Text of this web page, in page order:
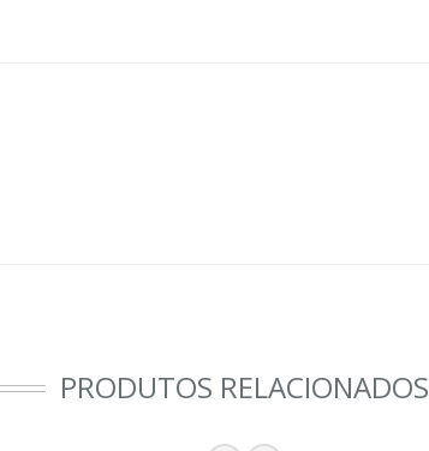
PRODUTOS RELACIONADOS